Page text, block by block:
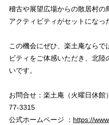
稽古や展望広場からの散居村の
アクティビティがセットになっ
この機会にぜひ、楽土庵ならで
ビティをご体感いただき、北
いです。
お問合せ：楽土庵（火曜日休
77-3315
公式ホームページ ： https://